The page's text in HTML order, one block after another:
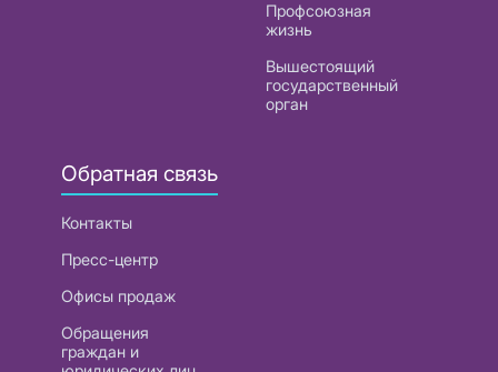
Профсоюзная
жизнь
Вышестоящий
государственный
орган
Обратная связь
Контакты
Пресс-центр
Офисы продаж
Обращения
граждан и